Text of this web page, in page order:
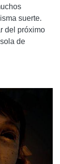
suerte.
del próximo
de